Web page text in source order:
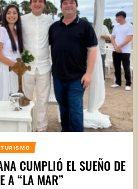
TURISMO
CUMPLIÓ EL SUEÑO DE
A “LA MAR”